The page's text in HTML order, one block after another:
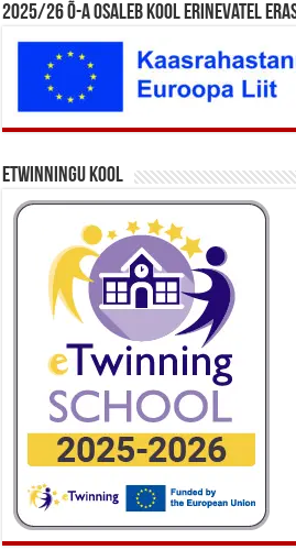
2025/26 õ-a osaleb kool erinevatel
eTwinningu kool